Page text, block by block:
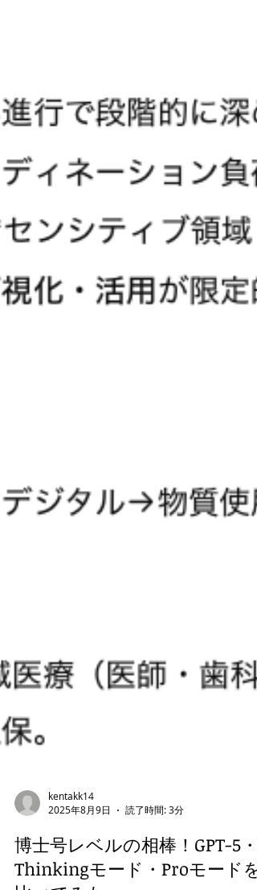
2025年8月9日
読了時間: 3分
博士号レベルの相棒！GPT-5・